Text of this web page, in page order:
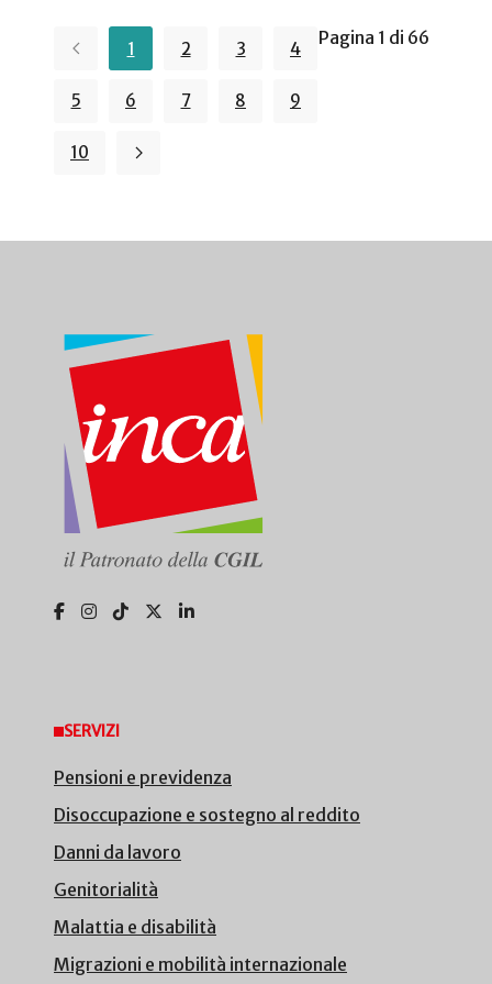
Pagina 1 di 66
1 2 3 4
5 6 7 8 9
10
SERVIZI
Pensioni e previdenza
Disoccupazione e sostegno al reddito
Danni da lavoro
Genitorialità
Malattia e disabilità
Migrazioni e mobilità internazionale